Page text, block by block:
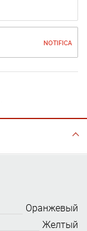
NOTIFICA
Оранжевый
Желтый